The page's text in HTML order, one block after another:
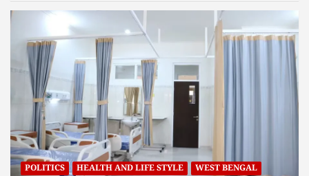
POLITICS HEALTH AND LIFE STYLE WEST BENGAL